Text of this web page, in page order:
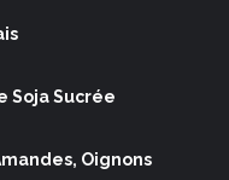
Soja Sucrée
Oignons